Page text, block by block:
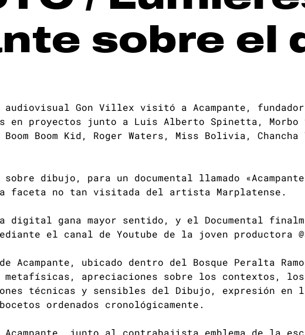
sobre el
Gon Villex visitó a Acampante,
proyectos junto a Luis Alberto Spinetta, Morbo y
Boom Kid, Roger Waters, Miss Bolivia,
dibujo, para un documental llamado
faceta no tan visitada del artista Marplatense.
digital gana mayor sentido, y el Documental
el canal de Youtube de la joven productora
Acampante, ubicado dentro del Bosque Peralta
metafísicas, apreciaciones sobre los contextos,
técnicas y sensibles del Dibujo, expresión en
ordenados cronológicamente.
junto al contrabajista emblema de la